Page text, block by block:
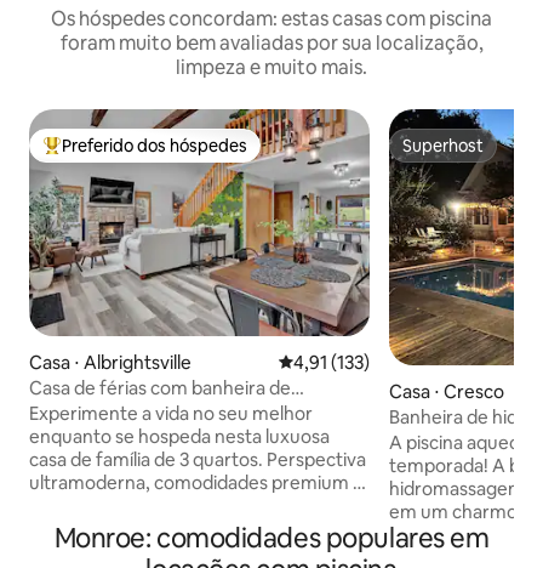
Os hóspedes concordam: estas casas com piscina
foram muito bem avaliadas por sua localização,
limpeza e muito mais.
Entre os melhores preferidos dos hóspedes
Preferido dos hóspedes
Casa ⋅ Albrightsville 4,91 de uma avaliação média de
4,91 (133)
Casa de férias com banheira de
hidromassagem/sauna e sala de jogos
Experimente a vida no seu melhor
enquanto se hospeda nesta luxuosa
casa de família de 3 quartos. Perspectiva
ultramoderna, comodidades premium e
tem tudo a ver com classe e elegância.
Um verdadeiro paraíso para os amantes
Superhost
Superhost
Casa ⋅ Cresco
Banheira de
aquecida, trilhas
A piscina
temporada! A
hidromassagem
em um charmoso
esta casa de
quartos, 6 camas
Monroe: comodidades populares em